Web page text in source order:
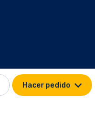
Hacer pedido